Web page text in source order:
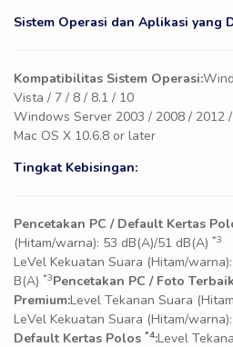
Sistem Operasi dan Aplikasi yang
Kompatibilitas Sistem Operasi:
Vista / 7 / 8 / 8.1 / 10
Windows Server 2003 / 2008 / 2012
Mac OS X 10.6.8 or later
Tingkat Kebisingan:
Pencetakan PC / Default Kertas
(Hitam/warna): 53 dB(A)/51 dB(A) *3
LeVel Kekuatan Suara (Hitam/
B(A) *3Pencetakan PC / Foto
Premium:Level Tekanan Suara
LeVel Kekuatan Suara (Hitam/
Default Kertas Polos *4:Level